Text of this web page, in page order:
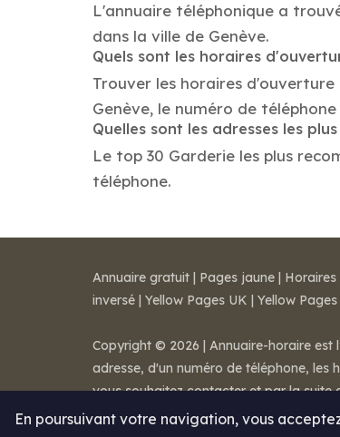
L'annuaire téléphonique a
dans la ville de Genève.
Quels sont les horaires
Trouver les horaires
Genève, le numéro de
Quelles sont les adresses les
Le top 30 Garderie les plus
téléphone.
En poursuivant votre navigation, vous
Annuaire gratuit | Pages jaune | Horaires
inversé | Yellow Pages UK | Yellow Pages
Copyright © 2026 | Annuaire-horaire est
adresse, d'un numéro de téléphone, les
vous souhaitez contacter et par la
Mentions légales-Conditions de ventes